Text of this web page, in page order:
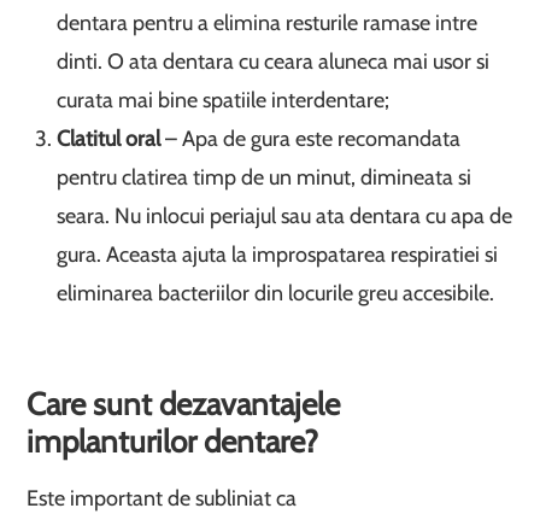
dentara pentru a elimina resturile ramase intre
dinti. O ata dentara cu ceara aluneca mai usor si
curata mai bine spatiile interdentare;
Clatitul oral– Apa de gura este recomandata
pentru clatirea timp de un minut, dimineata si
seara. Nu inlocui periajul sau ata dentara cu apa de
gura. Aceasta ajuta la improspatarea respiratiei si
eliminarea bacteriilor din locurile greu accesibile.
Care sunt dezavantajele
implanturilor dentare?
Este important de subliniat ca